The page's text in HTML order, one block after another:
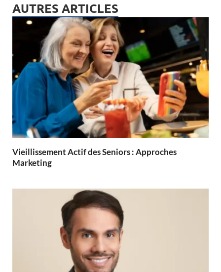
AUTRES ARTICLES
Vieillissement Actif des Seniors : Approches
Marketing